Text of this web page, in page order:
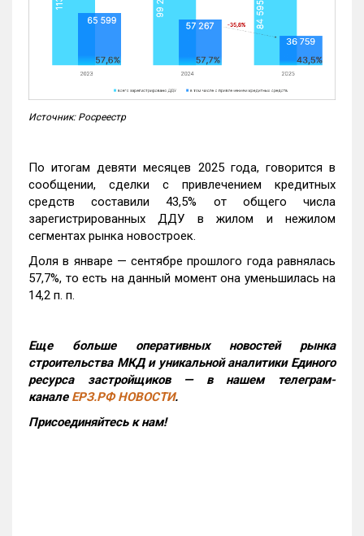
Источник: Росреестр
По итогам девяти месяцев 2025 года, говорится в
сообщении, сделки с привлечением кредитных
средств составили 43,5% от общего числа
зарегистрированных ДДУ в жилом и нежилом
сегментах рынка новостроек.
Доля в январе — сентябре прошлого года равнялась
57,7%, то есть на данный момент она уменьшилась на
14,2 п. п.
Еще больше оперативных новостей рынка
строительства МКД и уникальной аналитики Единого
ресурса застройщиков — в нашем телеграм-
канале ЕРЗ.РФ НОВОСТИ.
Присоединяйтесь к нам!